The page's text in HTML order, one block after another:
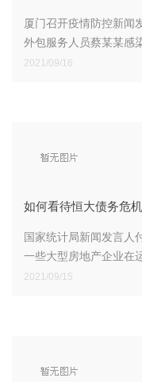
厦门召开疫情防控新闻
外包服务人员蔡某某感
确诊病例吴某某的病毒
2021/09/16
如何看待恒大债务危
国家统计局新闻发言人
一些大型房地产企业在
业发展的影响还需要观
2021/09/15